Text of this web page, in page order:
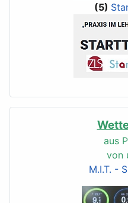
(5)
aus
von
M.I.T. -